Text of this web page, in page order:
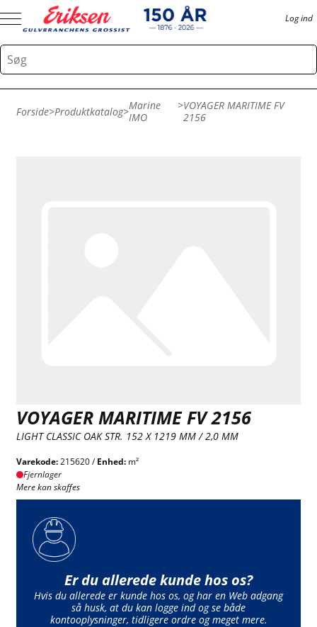
Log ind
Forside>Produktkatalog>Marine
IMO
>VOYAGER MARITIME FV
2156
VOYAGER MARITIME FV 2156
LIGHT CLASSIC OAK STR. 152 X 1219 MM / 2,0 MM
Varekode:215620 /Enhed: m²
Fjernlager
Mere kan skaffes
Er du allerede kunde hos os?
Hvis du allerede er kunde hos os, og har en Web adgang
så husk, at du kan logge ind og se både
kontooplysninger, tidligere ordre og meget mere.